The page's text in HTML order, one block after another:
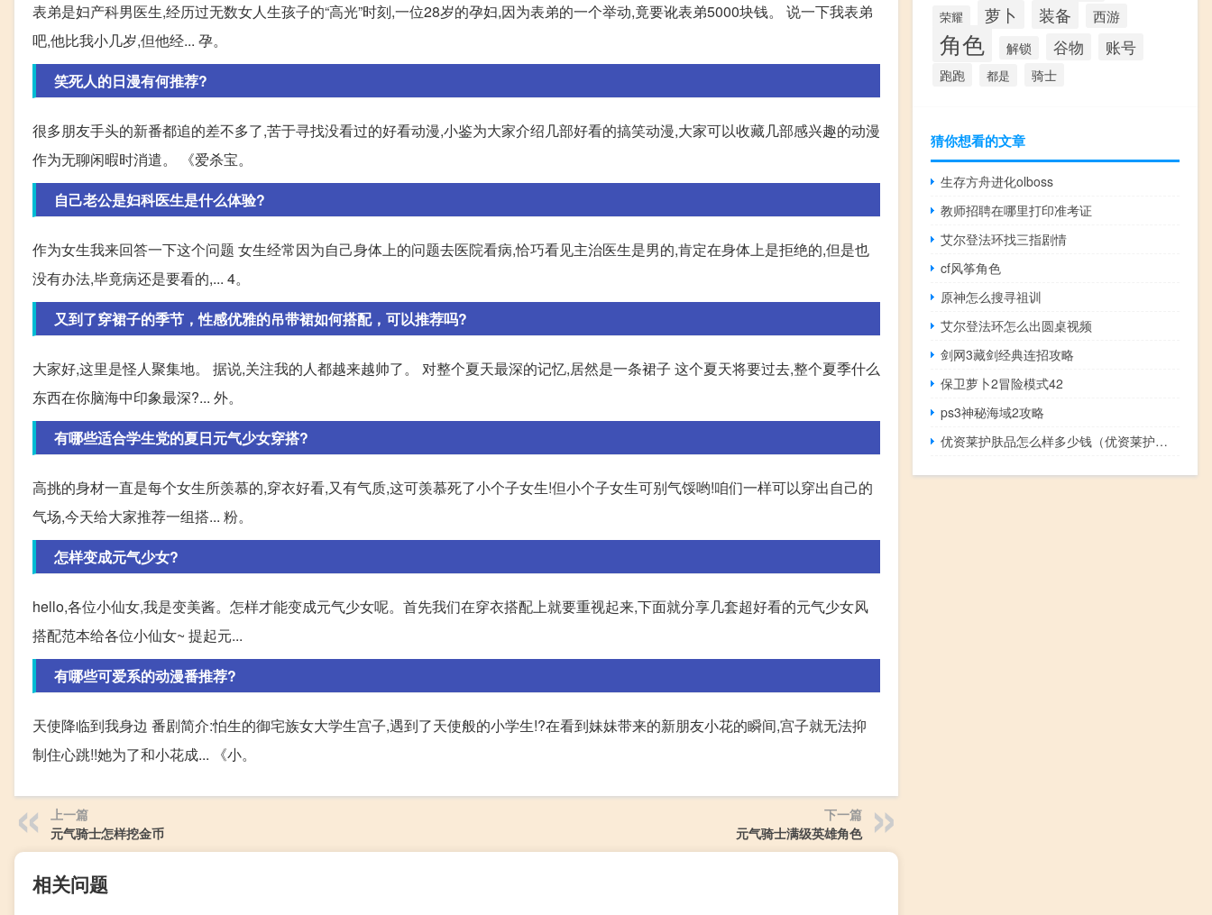
表弟是妇产科男医生,经历过无数女人生孩子的“高光”时刻,一位28岁的孕妇,因为表弟的一个举动,竟要讹表弟5000块钱。 说一下我表弟
吧,他比我小几岁,但他经... 孕。
笑死人的日漫有何推荐?
很多朋友手头的新番都追的差不多了,苦于寻找没看过的好看动漫,小鉴为大家介绍几部好看的搞笑动漫,大家可以收藏几部感兴趣的动漫
作为无聊闲暇时消遣。 《爱杀宝。
自己老公是妇科医生是什么体验?
作为女生我来回答一下这个问题 女生经常因为自己身体上的问题去医院看病,恰巧看见主治医生是男的,肯定在身体上是拒绝的,但是也
没有办法,毕竟病还是要看的,... 4。
又到了穿裙子的季节，性感优雅的吊带裙如何搭配，可以推荐吗?
大家好,这里是怪人聚集地。 据说,关注我的人都越来越帅了。 对整个夏天最深的记忆,居然是一条裙子 这个夏天将要过去,整个夏季什么
东西在你脑海中印象最深?... 外。
有哪些适合学生党的夏日元气少女穿搭?
高挑的身材一直是每个女生所羡慕的,穿衣好看,又有气质,这可羡慕死了小个子女生!但小个子女生可别气馁哟!咱们一样可以穿出自己的
气场,今天给大家推荐一组搭... 粉。
怎样变成元气少女?
hello,各位小仙女,我是变美酱。怎样才能变成元气少女呢。首先我们在穿衣搭配上就要重视起来,下面就分享几套超好看的元气少女风
搭配范本给各位小仙女~ 提起元...
有哪些可爱系的动漫番推荐?
天使降临到我身边 番剧简介:怕生的御宅族女大学生宫子,遇到了天使般的小学生!?在看到妹妹带来的新朋友小花的瞬间,宫子就无法抑
制住心跳!!她为了和小花成... 《小。
上一篇
元气骑士怎样挖金币
下一篇
元气骑士满级英雄角色
相关问题
荣耀 萝卜 装备 西游
角色 解锁 谷物 账号
跑跑 都是 骑士
猜你想看的文章
生存方舟进化olboss
教师招聘在哪里打印准考证
艾尔登法环找三指剧情
cf风筝角色
原神怎么搜寻祖训
艾尔登法环怎么出圆桌视频
剑网3藏剑经典连招攻略
保卫萝卜2冒险模式42
ps3神秘海域2攻略
优资莱护肤品怎么样多少钱（优资莱护肤品怎么样）